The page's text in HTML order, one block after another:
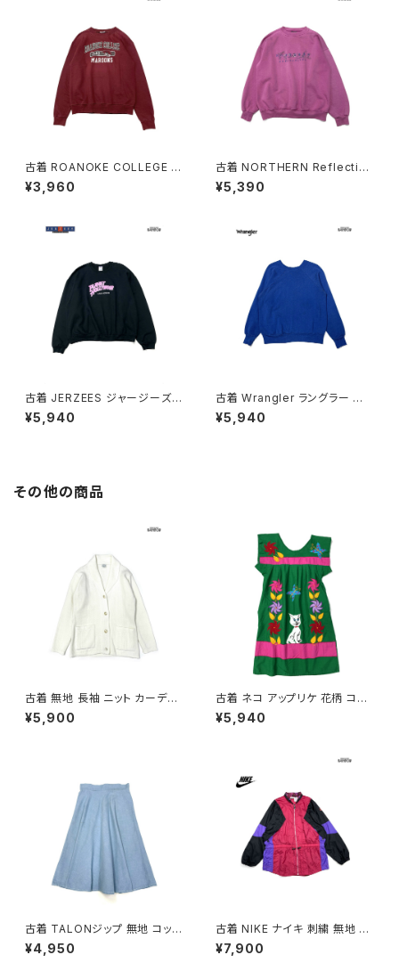
古着 ROANOKE COLLEGE M
AROONS カレッジロゴ 長袖 ス
ウェット トレーナー 赤 ボルドー
¥3,960
古着 NORTHERN Reflection
s 刺繍 ロゴ 長袖 スウェット ト
レーナー ピンク 紫 (ttu26030
¥5,390
古着 JERZEES ジャージーズ P
LANET HOLLYWOOD ロゴ
長袖 スウェット トレーナー 黒 (t
¥5,940
古着 Wrangler ラングラー 無
地 長袖 スウェット トレーナー
青 (ttu2603099)
¥5,940
その他の商品
古着 無地 長袖 ニット カーディ
ガン 白 (ttu2508107)
¥5,900
古着 ネコ アップリケ 花柄 コッ
トン ミニ丈 半袖 ワンピース 緑
(oa2607077)
¥5,940
古着 TALONジップ 無地 コット
ン 膝丈 スカート 青 水色 (ba2
607003)
¥4,950
古着 NIKE ナイキ 刺繍 無地 ナ
イロン 長袖 アウター アウトドア
ジャケット ピンク (ttu250816
¥7,900